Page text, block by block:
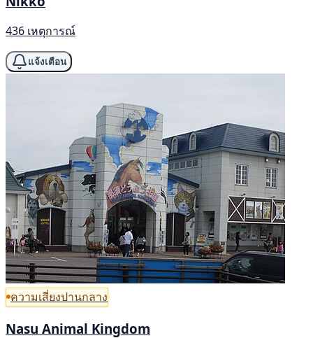
436 เหตุการณ์
แจ้งเตือน
ความเสี่ยงปานกลาง
Nasu Animal Kingdom